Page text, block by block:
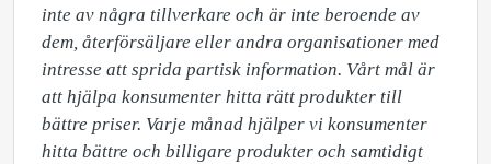
inte av några tillverkare och är inte beroende av
dem, återförsäljare eller andra organisationer med
intresse att sprida partisk information. Vårt mål är
att hjälpa konsumenter hitta rätt produkter till
bättre priser. Varje månad hjälper vi konsumenter
hitta bättre och billigare produkter och samtidigt